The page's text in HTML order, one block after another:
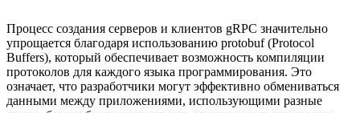
Процесс создания серверов и клиентов gRPC значительно
упрощается благодаря использованию protobuf (Protocol
Buffers), который обеспечивает возможность компиляции
протоколов для каждого языка программирования. Это
означает, что разработчики могут эффективно обмениваться
данными между приложениями, использующими разные